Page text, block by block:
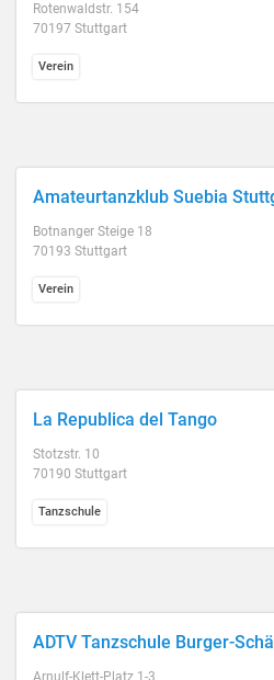
Rotenwaldstr. 154
70197 Stuttgart
Verein
Amateurtanzklub Suebia
Botnanger Steige 18
70193 Stuttgart
Verein
La Republica del Tango
Stotzstr. 10
70190 Stuttgart
Tanzschule
ADTV Tanzschule Burger-
Arnulf-Klett-Platz 1-3